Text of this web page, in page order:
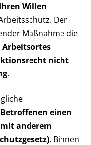
Willen
Der
Maßnahme die
Arbeitsortes
nicht
.
einen
anderem
. Binnen